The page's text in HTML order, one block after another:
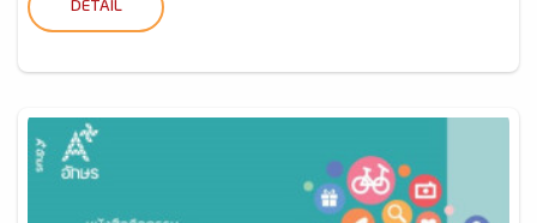
DETAIL